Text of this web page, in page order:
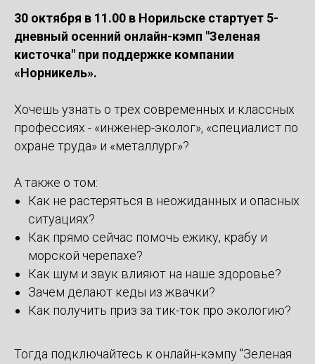
30 октября в 11.00 в Норильске стартует 5-
дневный осенний онлайн-кэмп "Зеленая
кисточка" при поддержке компании
«Норникель».
Хочешь узнать о трех современных и классных
профессиях - «инженер-эколог», «специалист по
охране труда» и «металлург»?
А также о том:
Как не растеряться в неожиданных и опасных
ситуациях?
Как прямо сейчас помочь ежику, крабу и
морской черепахе?
Как шум и звук влияют на наше здоровье?
Зачем делают кеды из жвачки?
Как получить приз за тик-ток про экологию?
Тогда подключайтесь к онлайн-кэмпу "Зеленая